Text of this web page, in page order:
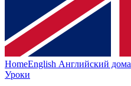
HomeEnglish Английский дома
Уроки